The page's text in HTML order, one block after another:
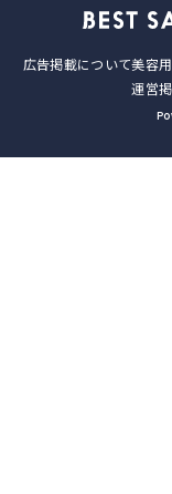
広告掲載について美容
運営